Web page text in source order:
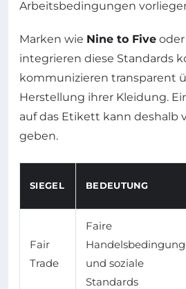
Arbeitsbedingungen
Marken wie Nine to Five oder
integrieren diese Standards
kommunizieren transparent
Herstellung ihrer Kleidung.
auf das Etikett kann deshalb
geben.
SIEGEL BEDEUTUNG
Fair
Trade
Faire
und soziale
Standards